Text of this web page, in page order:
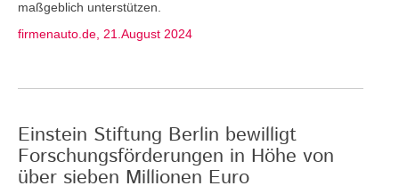
maßgeblich unterstützen.
firmenauto.de, 21.August 2024
Einstein Stiftung Berlin bewilligt
Forschungsförderungen in Höhe von
über sieben Millionen Euro